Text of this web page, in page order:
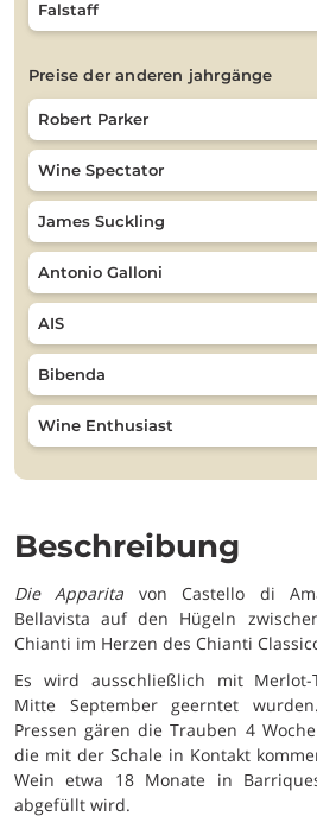
Falstaff
preise der anderen jahrgänge
Robert Parker
Wine Spectator
James Suckling
Antonio Galloni
AIS
Bibenda
Wine Enthusiast
Beschreibung
Die Apparita von Castello di
Bellavista auf den Hügeln
Chianti im Herzen des Chianti
Es wird ausschließlich mit Merlot-
Mitte September geerntet
Pressen gären die Trauben 4
die mit der Schale in Kontakt
Wein etwa 18 Monate in
abgefüllt wird.